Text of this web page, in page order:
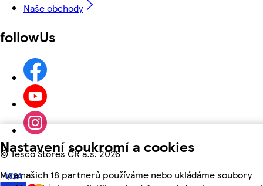
Nastavení soukromí a cookies
My a našich 18 partnerů používáme nebo ukládáme soubory
Naše obchody
followUs
©Tesco Stores ČR a.s. 2026